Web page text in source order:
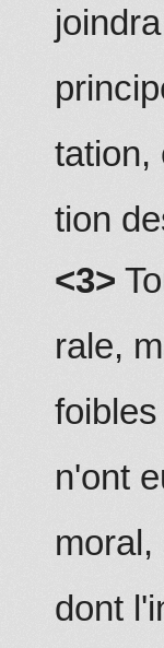
joindra
tation,
tion
<3>
rale,
n'ont
dont